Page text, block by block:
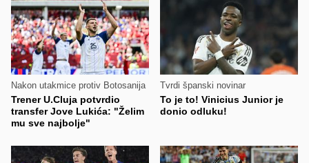
Nakon utakmice protiv Botosanija
Trener U.Cluja potvrdio
transfer Jove Lukića: "Želim
mu sve najbolje"
Tvrdi španski novinar
To je to! Vinicius Junior je
donio odluku!